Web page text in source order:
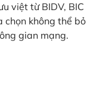
việt từ BIDV, BIC
chọn không thể bỏ
gian mạng.